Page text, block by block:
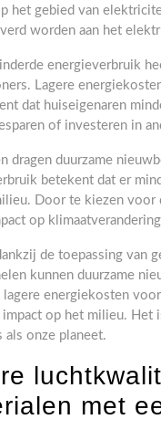
het gebied van
worden aan het
energieverbruik
Lagere
dat huiseigenaren
of investeren in
dragen duurzame
betekent dat er
Door te kiezen voor
op
de toepassing van
kunnen duurzame
energiekosten
op het milieu. Het
als onze planeet.
met